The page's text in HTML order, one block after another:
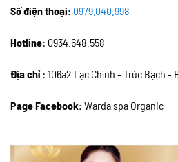
Số điện thoại: 0979.040.998
Hotline: 0934.648.558
Địa chỉ : 106a2 Lạc Chính - Trúc Bạch -
Page Facebook: Warda spa Organic